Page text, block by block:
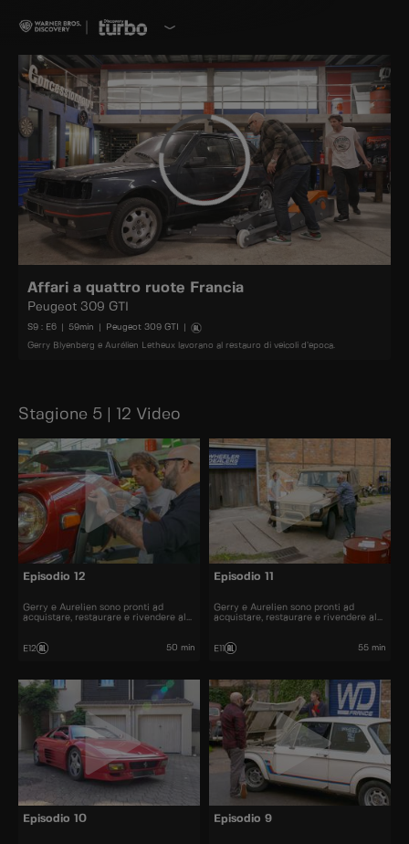
Affari a quattro ruote Francia
Peugeot 309 GTI
S9 : E6 59min Peugeot 309 GTI
Gerry Blyenberg e Aurélien Letheux lavorano al restauro di veicoli d’epoca.
Stagione 5 | 12 Video
Episodio 12
Gerry e Aurelien sono pronti ad
acquistare, restaurare e rivendere al
E12 50 min
Episodio 11
Gerry e Aurelien sono pronti ad
acquistare, restaurare e rivendere al
E11 55 min
Episodio 10 Episodio 9